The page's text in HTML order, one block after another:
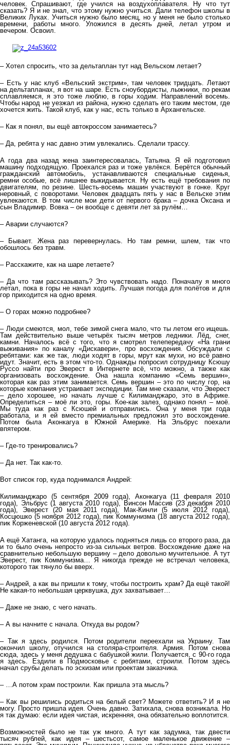
человек. Спрашивают, где учился на воздухоплавателя. Ну что тут
сказать? Я и не знал, что этому нужно учиться. Дали телефон школы в
Великих Луках. Учиться нужно было месяц, но у меня не было столько
времени, работы много. Уложился в десять дней, летал утром и
вечером. Освоил.
– Хотел спросить, что за дельтаплан тут над Вельском летает?
– Есть у нас клуб «Вельский экстрим», там человек тридцать. Летают
на дельтапланах, я вот на шаре. Есть сноубордисты, лыжники, по рекам
сплавляемся, я это тоже люблю, в горы ходим. Направлений восемь.
Чтобы народ не уезжал из района, нужно сделать его таким местом, где
хочется жить. Такой клуб, как у нас, есть только в Архангельске.
– Как я понял, вы ещё автокроссом занимаетесь?
– Да, ребята у нас давно этим увлекались. Сделали трассу.
А года два назад жена заинтересовалась, Татьяна. Я ей подготовил
машину подходящую. Проехался раз и тоже увлёкся. Берётся обычный
гражданский автомобиль, устанавливаются специальные сиденья,
ремни особые, всё лишнее выкидывается. Ну есть ещё требования по
двигателям, по резине. Шесть-восемь машин участвуют в гонке. Круг
неровный, с поворотами. Человек двадцать пять у нас в Вельске этим
увлекаются. В том числе мои дети от первого брака – дочка Оксана и
сын Владимир. Вовка – он вообще с девяти лет за рулём…
– Аварии случаются?
– Бывает. Жена раз перевернулась. Но там ремни, шлем, так что
обошлось без травм.
– Расскажите, как на шаре летаете?
– Да что там рассказывать? Это чувствовать надо. Поначалу я много
летал, пока в горы не начал ходить. Лучшая погода для полётов и для
гор приходится на одно время.
– О горах можно подробнее?
– Люди смеются, мол, тебе зимой снега мало, что ты летом его ищешь.
Там действительно выше четырёх тысяч метров ледники. Лёд, снег,
камни. Началось всё с того, что я смотрел телепередачу «На грани
выживания» по каналу «Дискавери», про восхождения. Обсуждали с
ребятами: как же так, люди ходят в горы, мрут как мухи, но всё равно
идут. Значит, есть в этом что-то. Однажды попросил сотрудницу Ксюшу
Руссо найти про Эверест в Интернете всё, что можно, а также как
организовать восхождение. Она нашла компанию «Семь вершин»,
которая как раз этим занимается. Семь вершин – это по числу гор, на
которые компания устраивает экспедиции. Там мне сказали, что Эверест
– дело хорошее, но начать лучше с Килиманджаро, это в Африке.
Определиться – моё ли это, горы. Кое-как залез, однако понял – моё.
Мы туда как раз с Ксюшей и отправились. Она у меня три года
работала, и я ей вместо премиальных предложил это восхождение.
Потом была Аконкагуа в Южной Америке. На Эльбрус поехали
впятером.
– Где-то тренировались?
– Да нет. Так как-то.
Вот список гор, куда поднимался Андрей:
Килиманджаро (5 сентября 2009 года), Аконкагуа (11 февраля 2010
года), Эльбрус (1 августа 2010 года), Винсон Массив (23 декабря 2010
года), Эверест (20 мая 2011 года), Мак-Кинли (5 июля 2012 года),
Косцюшко (5 ноября 2012 года), пик Коммунизма (18 августа 2012 года),
пик Корженевской (10 августа 2012 года).
А ещё Хатанга, на которую удалось подняться лишь со второго раза, да
и то было очень непросто из-за сильных ветров. Восхождение даже на
сравнительно небольшую вершину – дело довольно мучительное. А тут
Эверест, пик Коммунизма… Я никогда прежде не встречал человека,
которого так тянуло бы вверх.
– Андрей, а как вы пришли к тому, чтобы построить храм? Да ещё такой!
Не какая-то небольшая церквушка, дух захватывает…
– Даже не знаю, с чего начать.
– А вы начните с начала. Откуда вы родом?
– Так я здесь родился. Потом родители переехали на Украину. Там
окончил школу, отучился на столяра-строителя. Армия. Потом снова
сюда, здесь у меня дедушка с бабушкой жили. Получается, с 90-го года
я здесь. Ездили в Подмосковье с ребятами, строили. Потом здесь
начал срубы делать по эскизам или проектам заказчика.
– …А потом храм построили. Как пришла эта мысль?
– Как вы решились родиться на белый свет? Можете ответить? И я не
могу. Просто пришла идея. Очень давно. Затихала, снова возникала. Но
я так думаю: если идея чистая, искренняя, она обязательно воплотится.
Возможностей было не так уж много. А тут как задумка, так двести
тысяч рублей, как идея – шестьсот, самое маленькое движение –